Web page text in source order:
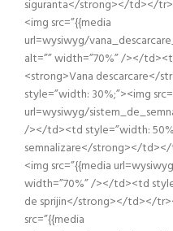
siguranta</strong></td></
<img src=”{{media
url=wysiwyg/
alt=”” width=”70%” /></
<strong>Vana descarcare</
style=”width: 30%;”><img
url=wysiwyg/
/></td><td style=”width:
semnalizare</strong></
<img src=”{{media
width=”70%” /></td><td
de sprijin</strong></td></
src=”{{media